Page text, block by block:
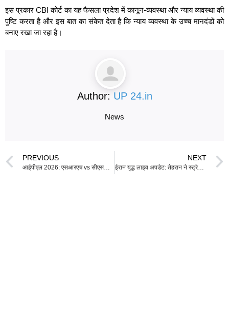
इस प्रकार CBI कोर्ट का यह फैसला प्रदेश में कानून-व्यवस्था और न्याय व्यवस्था की
पुष्टि करता है और इस बात का संकेत देता है कि न्याय व्यवस्था के उच्च मानदंडों को
बनाए रखा जा रहा है।
Author: UP 24.in
News
PREVIOUS NEXT
ईरान युद्ध लाइव अपडेट: तेहरान ने स्ट्रेट ‘खुला’ घोषित किया, लेकिन अमेरिकी नाकेबंदी जारी